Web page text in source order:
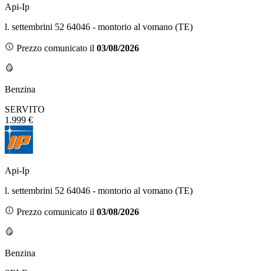
Api-Ip
l. settembrini 52 64046 - montorio al vomano (TE)
Prezzo comunicato il 03/08/2026
Benzina
SERVITO
1.999 €
Api-Ip
l. settembrini 52 64046 - montorio al vomano (TE)
Prezzo comunicato il 03/08/2026
Benzina